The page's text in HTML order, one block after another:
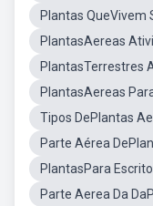
Plantas QueVivem
PlantasAereas
PlantasTerrestres
PlantasAereas
Tipos DePlantas
Parte Aérea
PlantasPara
Parte Aerea Da